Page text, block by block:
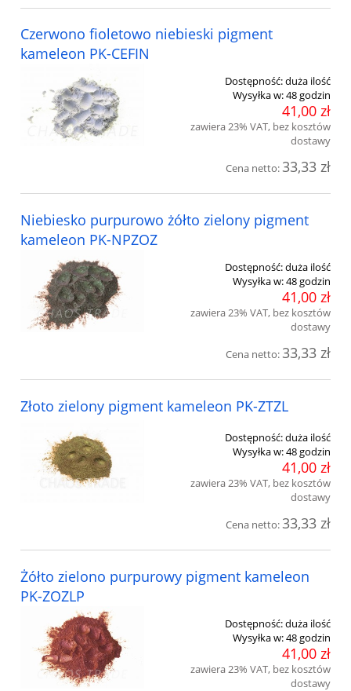
Czerwono fioletowo niebieski pigment
kameleon PK-CEFIN
Dostępność:duża ilość
Wysyłka w:48 godzin
41,00 zł
zawiera 23% VAT, bez kosztów
dostawy
Cena netto:33,33 zł
Niebiesko purpurowo żółto zielony pigment
kameleon PK-NPZOZ
Dostępność:duża ilość
Wysyłka w:48 godzin
41,00 zł
zawiera 23% VAT, bez kosztów
dostawy
Cena netto:33,33 zł
Złoto zielony pigment kameleon PK-ZTZL
Dostępność:duża ilość
Wysyłka w:48 godzin
41,00 zł
zawiera 23% VAT, bez kosztów
dostawy
Cena netto:33,33 zł
Żółto zielono purpurowy pigment kameleon
PK-ZOZLP
Dostępność:duża ilość
Wysyłka w:48 godzin
41,00 zł
zawiera 23% VAT, bez kosztów
dostawy